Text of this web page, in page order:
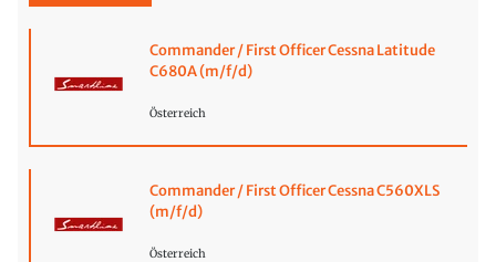
Commander / First Officer Cessna Latitude
C680A (m/f/d)
Österreich
Commander / First Officer Cessna C560XLS
(m/f/d)
Österreich